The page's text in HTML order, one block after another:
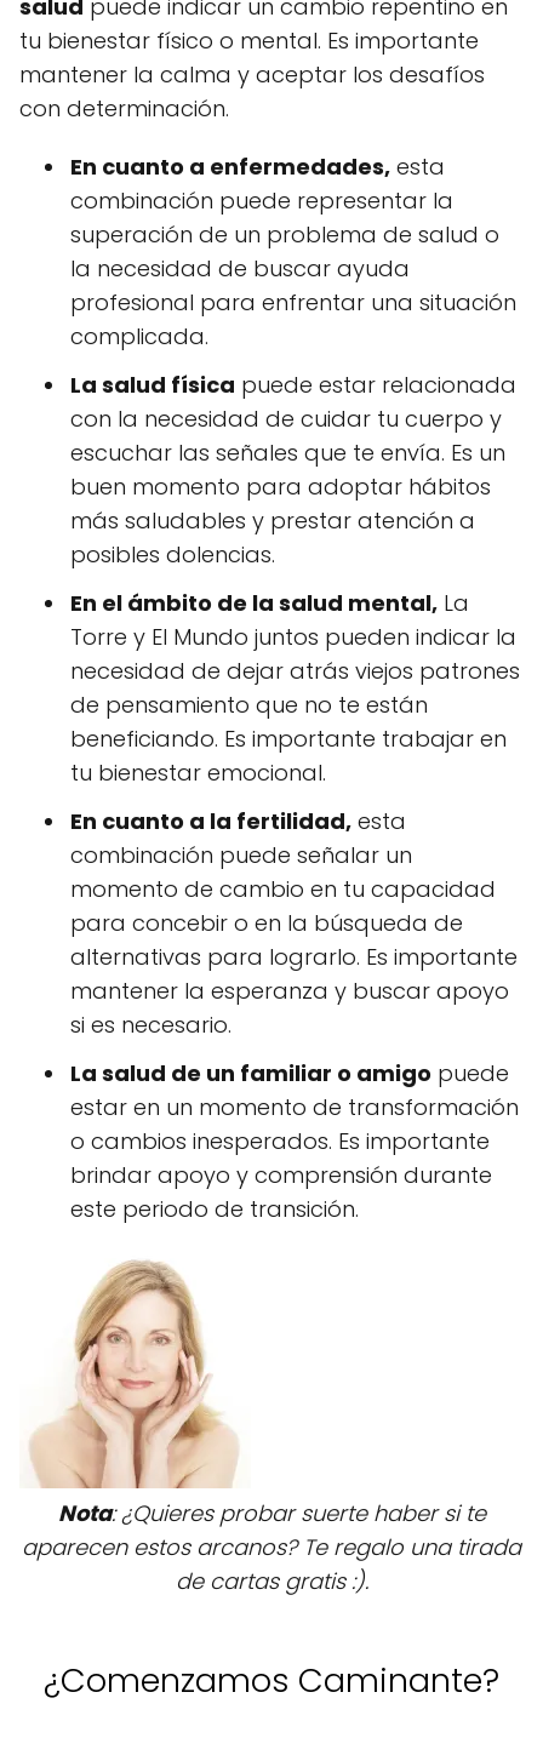
salud puede indicar un cambio repentino en
tu bienestar físico o mental. Es importante
mantener la calma y aceptar los desafíos
con determinación.
En cuanto a enfermedades, esta
combinación puede representar la
superación de un problema de salud o
la necesidad de buscar ayuda
profesional para enfrentar una situación
complicada.
La salud física puede estar relacionada
con la necesidad de cuidar tu cuerpo y
escuchar las señales que te envía. Es un
buen momento para adoptar hábitos
más saludables y prestar atención a
posibles dolencias.
En el ámbito de la salud mental, La
Torre y El Mundo juntos pueden indicar la
necesidad de dejar atrás viejos patrones
de pensamiento que no te están
beneficiando. Es importante trabajar en
tu bienestar emocional.
En cuanto a la fertilidad, esta
combinación puede señalar un
momento de cambio en tu capacidad
para concebir o en la búsqueda de
alternativas para lograrlo. Es importante
mantener la esperanza y buscar apoyo
si es necesario.
La salud de un familiar o amigo puede
estar en un momento de transformación
o cambios inesperados. Es importante
brindar apoyo y comprensión durante
este periodo de transición.
Nota: ¿Quieres probar suerte haber si te
aparecen estos arcanos? Te regalo una tirada
de cartas gratis :).
¿Comenzamos Caminante?